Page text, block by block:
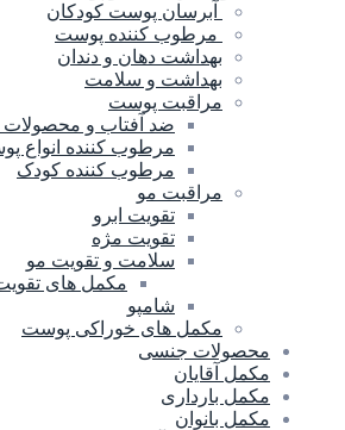
آبرسان پوست کودکان
مرطوب کننده پوست
بهداشت دهان و دندان
بهداشت و سلامت
مراقبت پوست
ضد آفتاب و محصولات
مرطوب کننده انواع
مرطوب کننده کودک
مراقبت مو
تقویت ابرو
تقویت مژه
سلامت و تقویت مو
مکمل های
شامپو
مکمل های خوراکی پوست
محصولات جنسی
مکمل آقایان
مکمل بارداری
مکمل بانوان